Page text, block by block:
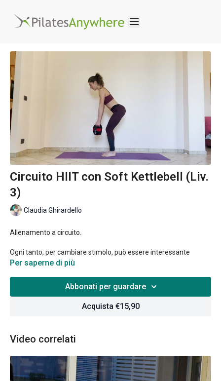
Circuito HIIT con Soft Kettlebell (Liv.
3)
Claudia Ghirardello
Allenamento a circuito.
Ogni tanto, per cambiare stimolo, può essere interessante
cambiare "stile" di allenamento e provare ad eseguire gli esercizi
maggiore attivazione del nostro apparato cardiovascolare.
Per saperne di più
Abbonati per guardare
Acquista €15,90
Video correlati